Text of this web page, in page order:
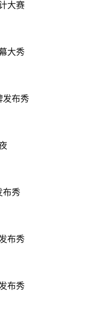
大赛
大秀
布秀
布秀
布秀
布秀